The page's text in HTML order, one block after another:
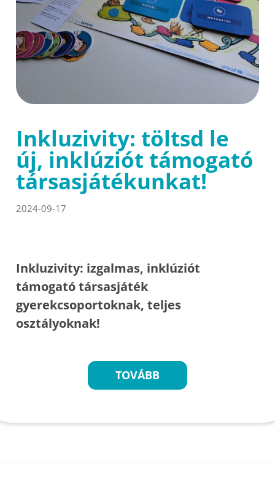
Inkluzivity: töltsd le
új, inklúziót támogató
társasjátékunkat!
2024-09-17
Inkluzivity: izgalmas, inklúziót
támogató társasjáték
gyerekcsoportoknak, teljes
osztályoknak!
TOVÁBB